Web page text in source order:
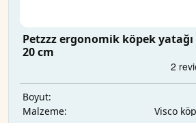
Petzzz ergonomik köpek yatağı
20 cm
Boyut:
Malzeme:
Visco